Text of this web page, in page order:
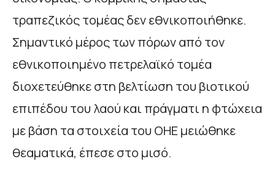
τραπεζικός τομέας δεν εθνικοποιήθηκε.
Σημαντικό μέρος των πόρων από τον
εθνικοποιημένο πετρελαϊκό τομέα
διοχετεύθηκε στη βελτίωση του βιοτικού
επιπέδου του λαού και πράγματι η φτώχεια
με βάση τα στοιχεία του ΟΗΕ μειώθηκε
θεαματικά, έπεσε στο μισό.